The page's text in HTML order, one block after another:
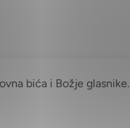
bića i Božje glasnike.